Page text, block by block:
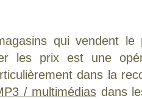
qui vendent
les prix est une
dans la
/ multimédias dans